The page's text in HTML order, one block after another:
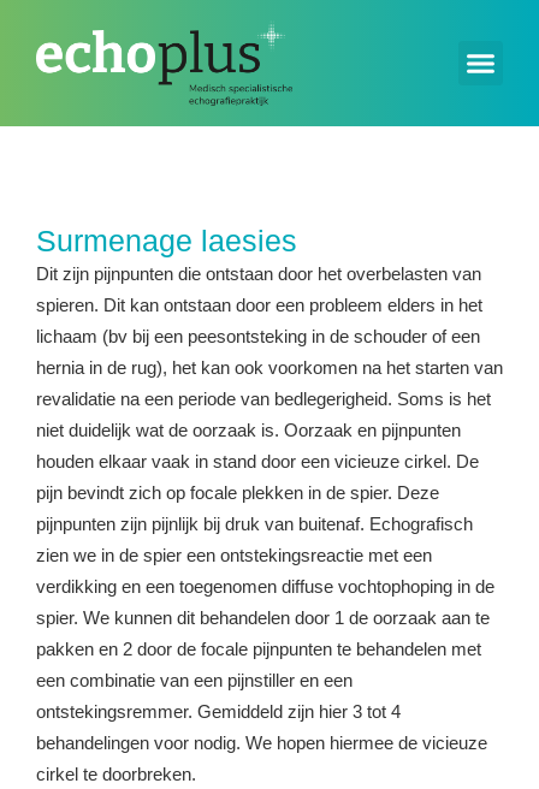
Surmenage laesies
Dit zijn pijnpunten die ontstaan door het overbelasten van
spieren. Dit kan ontstaan door een probleem elders in het
lichaam (bv bij een peesontsteking in de schouder of een
hernia in de rug), het kan ook voorkomen na het starten van
revalidatie na een periode van bedlegerigheid. Soms is het
niet duidelijk wat de oorzaak is. Oorzaak en pijnpunten
houden elkaar vaak in stand door een vicieuze cirkel. De
pijn bevindt zich op focale plekken in de spier. Deze
pijnpunten zijn pijnlijk bij druk van buitenaf. Echografisch
zien we in de spier een ontstekingsreactie met een
verdikking en een toegenomen diffuse vochtophoping in de
spier. We kunnen dit behandelen door 1 de oorzaak aan te
pakken en 2 door de focale pijnpunten te behandelen met
een combinatie van een pijnstiller en een
ontstekingsremmer. Gemiddeld zijn hier 3 tot 4
behandelingen voor nodig. We hopen hiermee de vicieuze
cirkel te doorbreken.